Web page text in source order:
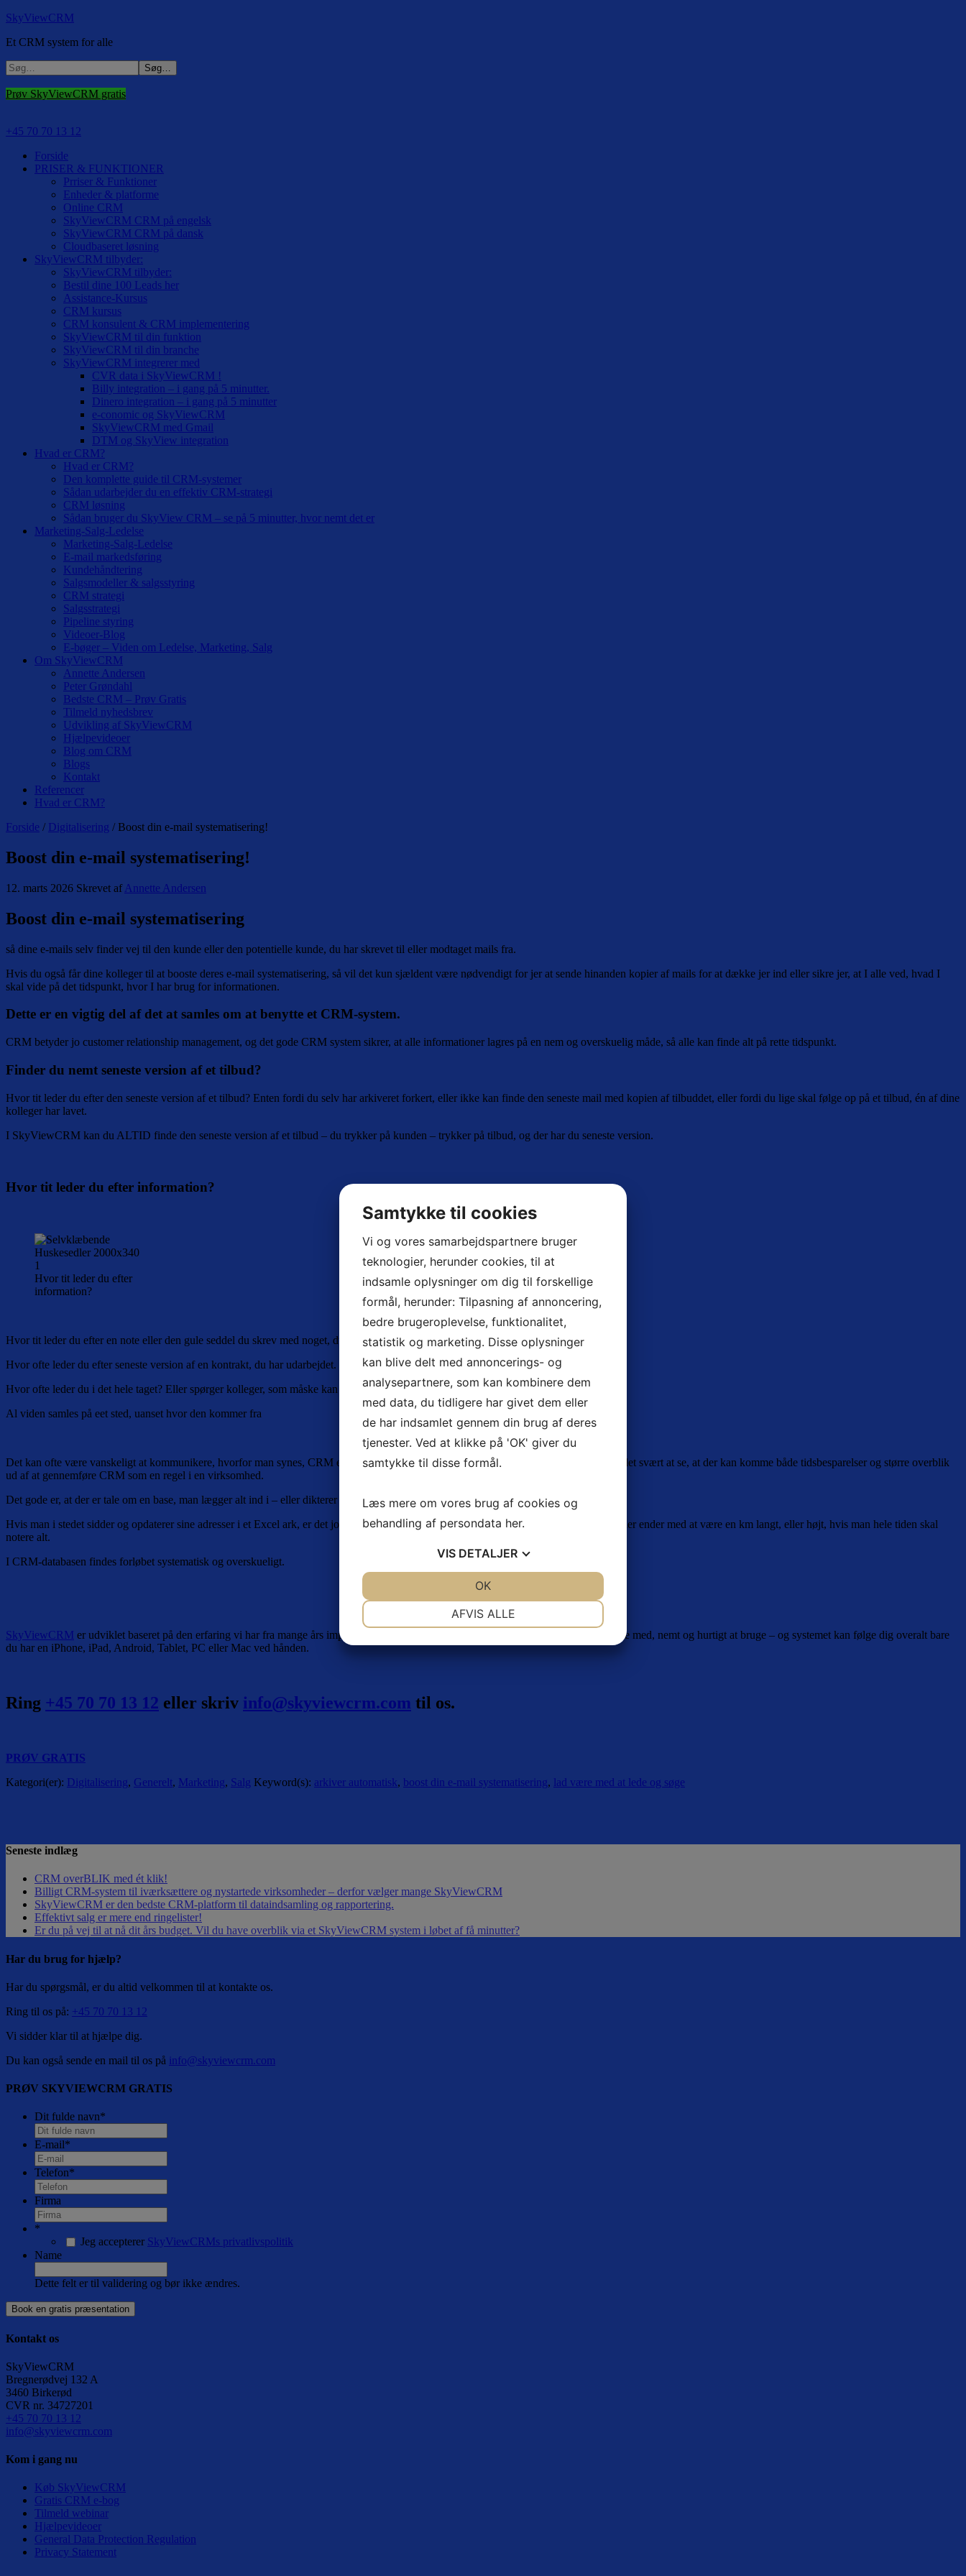
SkyViewCRM
Et CRM system for alle
Prøv SkyViewCRM gratis
+45 70 70 13 12
Forside
PRISER & FUNKTIONER
Prriser & Funktioner
Enheder & platforme
Online CRM
SkyViewCRM CRM på engelsk
SkyViewCRM CRM på dansk
Cloudbaseret løsning
SkyViewCRM tilbyder:
SkyViewCRM tilbyder:
Bestil dine 100 Leads her
Assistance-Kursus
CRM kursus
CRM konsulent & CRM implementering
SkyViewCRM til din funktion
SkyViewCRM til din branche
SkyViewCRM integrerer med
CVR data i SkyViewCRM !
Billy integration – i gang på 5 minutter.
Dinero integration – i gang på 5 minutter
e-conomic og SkyViewCRM
SkyViewCRM med Gmail
DTM og SkyView integration
Hvad er CRM?
Hvad er CRM?
Den komplette guide til CRM-systemer
Sådan udarbejder du en effektiv CRM-strategi
CRM løsning
Sådan bruger du SkyView CRM – se på 5 minutter, hvor nemt det er
Marketing-Salg-Ledelse
Marketing-Salg-Ledelse
E-mail markedsføring
Kundehåndtering
Salgsmodeller & salgsstyring
CRM strategi
Salgsstrategi
Pipeline styring
Videoer-Blog
E-bøger – Viden om Ledelse, Marketing, Salg
Om SkyViewCRM
Annette Andersen
Peter Grøndahl
Bedste CRM – Prøv Gratis
Tilmeld nyhedsbrev
Udvikling af SkyViewCRM
Hjælpevideoer
Blog om CRM
Blogs
Kontakt
Referencer
Hvad er CRM?
Forside / Digitalisering / Boost din e-mail systematisering!
Boost din e-mail systematisering!
12. marts 2026 Skrevet af Annette Andersen
Boost din e-mail systematisering
så dine e-mails selv finder vej til den kunde eller den potentielle kunde, du har skrevet til eller modtaget mails fra.
Hvis du også får dine kolleger til at booste deres e-mail systematisering, så vil det kun sjældent være nødvendigt for jer at sende hinanden kopier af mails for at dække jer ind eller sikre jer, at I alle ved, hvad I
skal vide på det tidspunkt, hvor I har brug for informationen.
Dette er en vigtig del af det at samles om at benytte et CRM-system.
CRM betyder jo customer relationship management, og det gode CRM system sikrer, at alle informationer lagres på en nem og overskuelig måde, så alle kan finde alt på rette tidspunkt.
Finder du nemt seneste version af et tilbud?
Hvor tit leder du efter den seneste version af et tilbud? Enten fordi du selv har arkiveret forkert, eller ikke kan finde den seneste mail med kopien af tilbuddet, eller fordi du lige skal følge op på et tilbud, én af dine
kolleger har lavet.
I SkyViewCRM kan du ALTID finde den seneste version af et tilbud – du trykker på kunden – trykker på tilbud, og der har du seneste version.
Hvor tit leder du efter information?
Hvor tit leder du efter
information?
Hvor tit leder du efter en note eller den gule seddel du skrev med noget, du skal huske? Eller bagsiden af den kuvert, du skrev på?
Hvor ofte leder du efter seneste version af en kontrakt, du har udarbejdet.
Hvor ofte leder du i det hele taget? Eller spørger kolleger, som måske kan huske, eller som har haft fat i tingene.
Al viden samles på eet sted, uanset hvor den kommer fra
Det kan ofte være vanskeligt at kommunikere, hvorfor man synes, CRM er så smart – og hvis man ikke har set, hvad CRM kan gøre, er det svært at se, at der kan komme både tidsbesparelser og større overblik
ud af at gennemføre CRM som en regel i en virksomhed.
Det gode er, at der er tale om en base, man lægger alt ind i – eller dikterer til, så informationer kan ses eller trækkes ud igen.
Hvis man i stedet sidder og opdaterer sine adresser i et Excel ark, er det jo ikke en database, men et statisk dokument, som overskrives, eller ender med at være en km langt, eller højt, hvis man hele tiden skal
notere alt.
I CRM-databasen findes forløbet systematisk og overskueligt.
SkyViewCRM er udviklet baseret på den erfaring vi har fra mange års implementering af CRM, og derfor er SkyViewCRM nemt at starte med, nemt og hurtigt at bruge – og systemet kan følge dig overalt bare
du har en iPhone, iPad, Android, Tablet, PC eller Mac ved hånden.
Ring +45 70 70 13 12 eller skriv info@skyviewcrm.com til os.
PRØV GRATIS
Kategori(er): Digitalisering, Generelt, Marketing, Salg Keyword(s): arkiver automatisk, boost din e-mail systematisering, lad være med at lede og søge
Seneste indlæg
CRM overBLIK med ét klik!
Billigt CRM-system til iværksættere og nystartede virksomheder – derfor vælger mange SkyViewCRM
SkyViewCRM er den bedste CRM-platform til dataindsamling og rapportering.
Effektivt salg er mere end ringelister!
Er du på vej til at nå dit års budget. Vil du have overblik via et SkyViewCRM system i løbet af få minutter?
Har du brug for hjælp?
Har du spørgsmål, er du altid velkommen til at kontakte os.
Ring til os på: +45 70 70 13 12
Vi sidder klar til at hjælpe dig.
Du kan også sende en mail til os på info@skyviewcrm.com
PRØV SKYVIEWCRM GRATIS
Dit fulde navn*
E-mail*
Telefon*
Firma
*
Jeg accepterer SkyViewCRMs privatlivspolitik
Name
Dette felt er til validering og bør ikke ændres.
Kontakt os
SkyViewCRM
Bregnerødvej 132 A
3460 Birkerød
CVR nr. 34727201
+45 70 70 13 12
info@skyviewcrm.com
Kom i gang nu
Køb SkyViewCRM
Gratis CRM e-bog
Tilmeld webinar
Hjælpevideoer
General Data Protection Regulation
Privacy Statement
Samtykke til cookies
Vi og vores samarbejdspartnere bruger
teknologier, herunder cookies, til at
indsamle oplysninger om dig til forskellige
formål, herunder: Tilpasning af annoncering,
bedre brugeroplevelse, funktionalitet,
statistik og marketing. Disse oplysninger
kan blive delt med annoncerings- og
analysepartnere, som kan kombinere dem
med data, du tidligere har givet dem eller
de har indsamlet gennem din brug af deres
tjenester. Ved at klikke på 'OK' giver du
samtykke til disse formål.
Læs mere om vores brug af cookies og
behandling af persondata her.
VIS DETALJER
AFVIS ALLE
OK